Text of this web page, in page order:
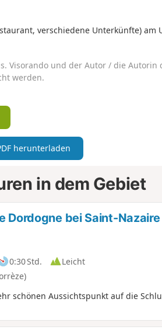
verschiedene Unterkünfte) am
Visorando und der Autor / die Autorin
werden.
herunterladen
in dem Gebiet
Dordogne bei Saint-Nazaire
0:30 Std.
Leicht
schönen Aussichtspunkt auf die